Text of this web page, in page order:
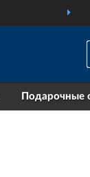
Подарочные